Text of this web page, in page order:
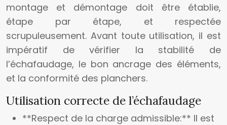
montage et démontage doit être établie,
étape par étape, et respectée
scrupuleusement. Avant toute utilisation, il est
impératif de vérifier la stabilité de
l’échafaudage, le bon ancrage des éléments,
et la conformité des planchers.
Utilisation correcte de l’échafaudage
**Respect de la charge admissible:** Il est